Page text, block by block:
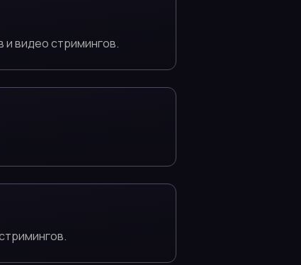
видео стримингов.